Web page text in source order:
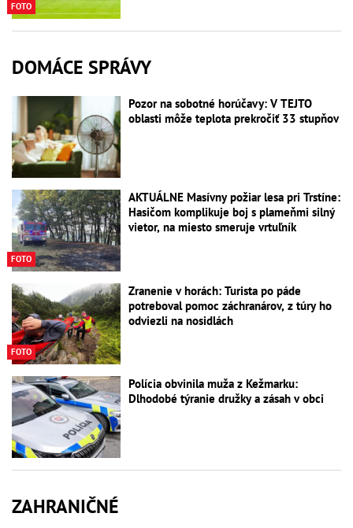
FOTO
DOMÁCE SPRÁVY
Pozor na sobotné horúčavy: V TEJTO
oblasti môže teplota prekročiť 33 stupňov
FOTO
AKTUÁLNE Masívny požiar lesa pri Trstíne:
Hasičom komplikuje boj s plameňmi silný
vietor, na miesto smeruje vrtuľník
FOTO
Zranenie v horách: Turista po páde
potreboval pomoc záchranárov, z túry ho
odviezli na nosidlách
Polícia obvinila muža z Kežmarku:
Dlhodobé týranie družky a zásah v obci
ZAHRANIČNÉ